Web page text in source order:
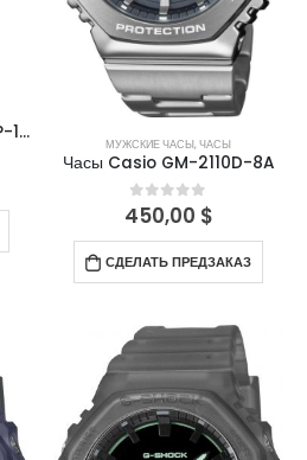
Часы Casio ECB-2000NP-1A
МУЖСКИЕ ЧАСЫ,ЧАСЫ
Часы Casio GM-2110D-8A
0 out of 5
450,00 $
СДЕЛАТЬ ПРЕДЗАКАЗ